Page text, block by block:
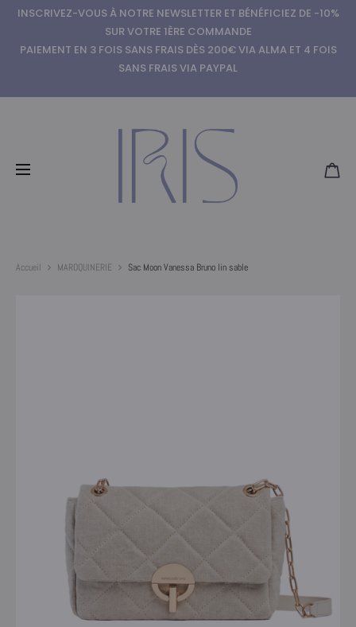
INSCRIVEZ-VOUS À NOTRE NEWSLETTER ET BÉNÉFICIEZ DE -10%
SUR VOTRE 1ÈRE COMMANDE
PAIEMENT EN 3 FOIS SANS FRAIS DÈS 200€ VIA ALMA ET 4 FOIS
SANS FRAIS VIA PAYPAL
Accueil MAROQUINERIE Sac Moon Vanessa Bruno lin sable